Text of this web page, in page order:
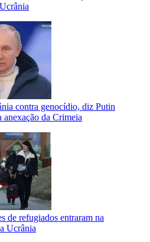
contra genocídio, diz Putin
anexação da Crimeia
de refugiados entraram na
Ucrânia